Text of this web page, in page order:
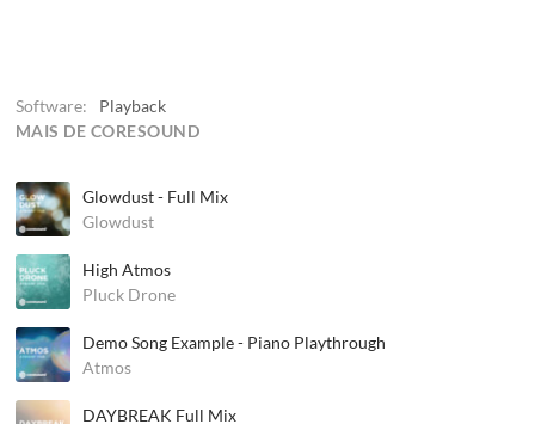
Software:
Playback
MAIS DE CORESOUND
Glowdust - Full Mix
Glowdust
High Atmos
Pluck Drone
Demo Song Example - Piano Playthrough
Atmos
DAYBREAK Full Mix